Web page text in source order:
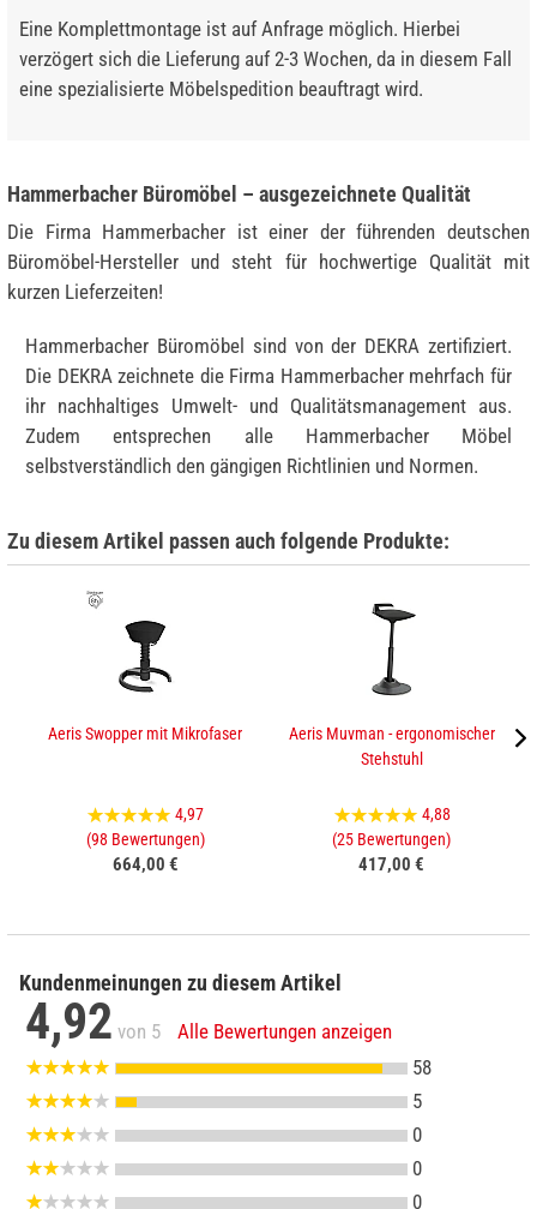
Eine Komplettmontage ist auf Anfrage möglich. Hierbei
verzögert sich die Lieferung auf 2-3 Wochen, da in diesem Fall
eine spezialisierte Möbelspedition beauftragt wird.
Hammerbacher Büromöbel – ausgezeichnete Qualität
Die Firma Hammerbacher ist einer der führenden deutschen
Büromöbel-Hersteller und steht für hochwertige Qualität mit
kurzen Lieferzeiten!
Hammerbacher Büromöbel sind von der DEKRA zertifiziert.
Die DEKRA zeichnete die Firma Hammerbacher mehrfach für
ihr nachhaltiges Umwelt- und Qualitätsmanagement aus.
Zudem entsprechen alle Hammerbacher Möbel
selbstverständlich den gängigen Richtlinien und Normen.
Zu diesem Artikel passen auch folgende Produkte:
Aeris Swopper mit Mikrofaser
4,97
(98 Bewertungen)
664,00 €
Aeris Muvman - ergonomischer
Stehstuhl
4,88
(25 Bewertungen)
417,00 €
Kundenmeinungen zu diesem Artikel
4,92 von 5
Alle Bewertungen anzeigen
58
5
0
0
0